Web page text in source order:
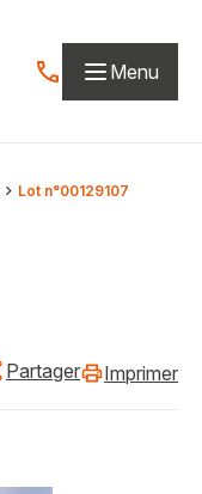
Contactez-nous
Menu
Lot n°00129107
Partager Imprimer